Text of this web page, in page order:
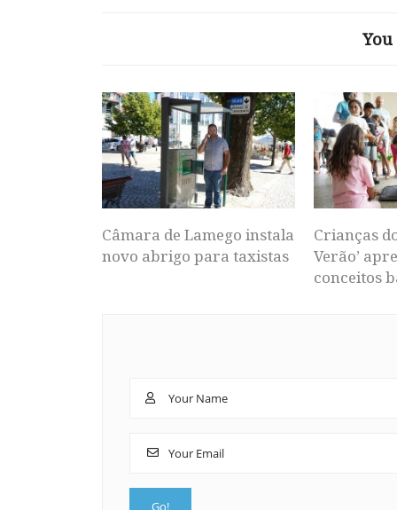
Câmara de Lamego instala
novo abrigo para taxistas
Crianças
Verão’
conceitos